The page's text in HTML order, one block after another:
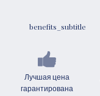
benefits_subtitle
Лучшая цена
гарантирована